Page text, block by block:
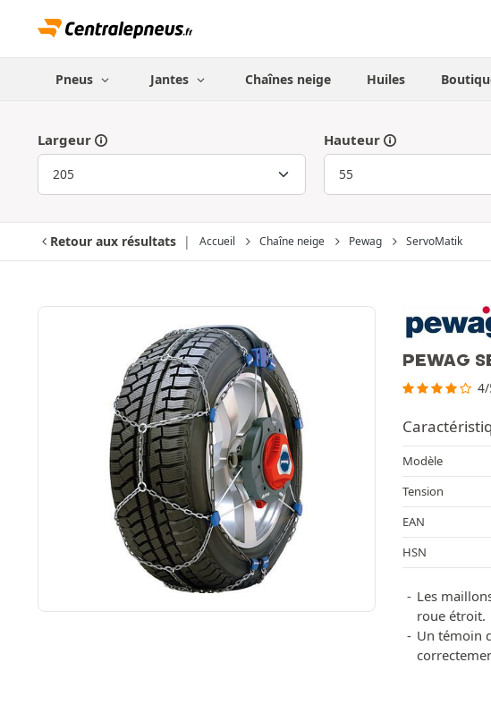
Pneus Jantes Chaînes neige Huiles
Largeur Hauteur
Retour aux résultats Accueil Chaîne neige Pewag ServoMatik
PEWAG
Modèle
Tension
EAN
HSN
Les
roue étroit.
Un témoin